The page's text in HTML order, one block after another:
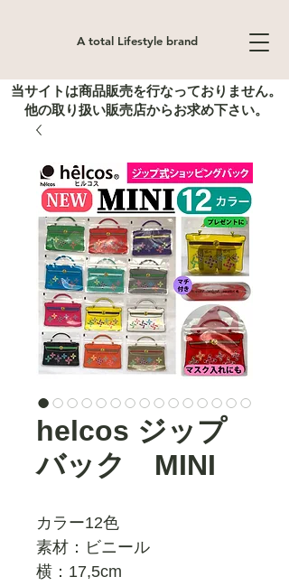
A total Lifestyle brand
当サイトは商品販売を行なっておりません。
他の取り扱い販売店からお求め下さい。
helcos ジップ
バック MINI
カラー12色
素材：ビニール
横：17,5cm